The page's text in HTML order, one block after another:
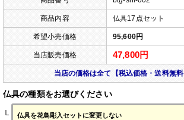
商品内容 仏具17点セット
希望小売価格 95,600円
当店販売価格 47,800円
当店の価格は全て【税込価格・送料無料
仏具の種類をお選びください
└